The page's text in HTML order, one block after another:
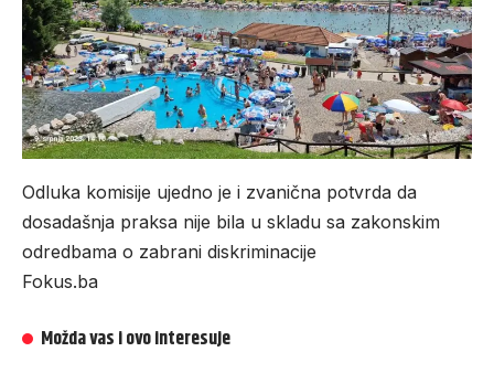
Odluka komisije ujedno je i zvanična potvrda da
dosadašnja praksa nije bila u skladu sa zakonskim
odredbama o zabrani diskriminacije
Fokus.ba
Možda vas i ovo interesuje